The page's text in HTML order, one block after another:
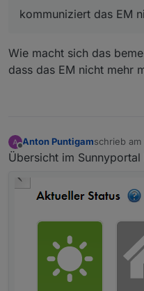
Vielen
kommuniziert das EM
Wie macht sich das
dass das EM nicht mehr
Offline
Anton Puntigamschrieb am
zuletzt
Übersicht im